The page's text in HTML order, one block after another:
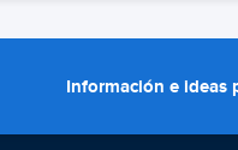
Información e ideas